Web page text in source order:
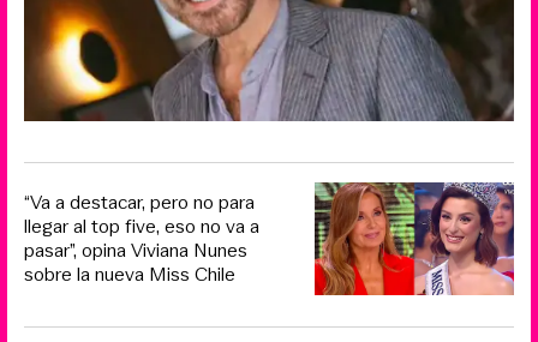
“Va a destacar, pero no para
llegar al top five, eso no va a
pasar”, opina Viviana Nunes
sobre la nueva Miss Chile